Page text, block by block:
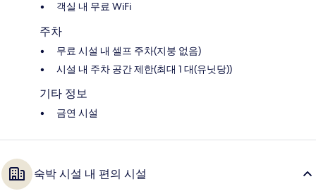
객실 내 무료 WiFi
주차
무료 시설 내 셀프 주차(지붕 없음)
시설 내 주차 공간 제한(최대 1 대(유닛당))
기타 정보
금연 시설
숙박 시설 내 편의 시설